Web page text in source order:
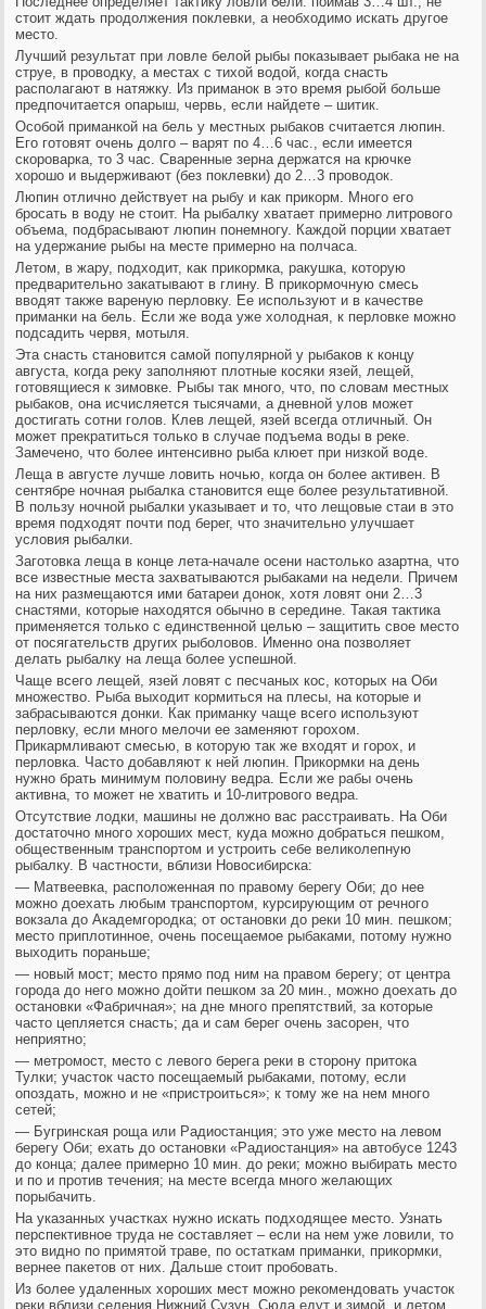
стоит ждать продолжения поклевки, а необходимо искать другое
место.
Лучший результат при ловле белой рыбы показывает рыбака не на
струе, в проводку, а местах с тихой водой, когда снасть
располагают в натяжку. Из приманок в это время рыбой больше
предпочитается опарыш, червь, если найдете – шитик.
Особой приманкой на бель у местных рыбаков считается люпин.
Его готовят очень долго – варят по 4…6 час., если имеется
скороварка, то 3 час. Сваренные зерна держатся на крючке
хорошо и выдерживают (без поклевки) до 2…3 проводок.
Люпин отлично действует на рыбу и как прикорм. Много его
бросать в воду не стоит. На рыбалку хватает примерно литрового
объема, подбрасывают люпин понемногу. Каждой порции хватает
на удержание рыбы на месте примерно на полчаса.
Летом, в жару, подходит, как прикормка, ракушка, которую
предварительно закатывают в глину. В прикормочную смесь
вводят также вареную перловку. Ее используют и в качестве
приманки на бель. Если же вода уже холодная, к перловке можно
подсадить червя, мотыля.
Эта снасть становится самой популярной у рыбаков к концу
августа, когда реку заполняют плотные косяки язей, лещей,
готовящиеся к зимовке. Рыбы так много, что, по словам местных
рыбаков, она исчисляется тысячами, а дневной улов может
достигать сотни голов. Клев лещей, язей всегда отличный. Он
может прекратиться только в случае подъема воды в реке.
Замечено, что более интенсивно рыба клюет при низкой воде.
Леща в августе лучше ловить ночью, когда он более активен. В
сентябре ночная рыбалка становится еще более результативной.
В пользу ночной рыбалки указывает и то, что лещовые стаи в это
время подходят почти под берег, что значительно улучшает
условия рыбалки.
Заготовка леща в конце лета-начале осени настолько азартна, что
все известные места захватываются рыбаками на недели. Причем
на них размещаются ими батареи донок, хотя ловят они 2…3
снастями, которые находятся обычно в середине. Такая тактика
применяется только с единственной целью – защитить свое место
от посягательств других рыболовов. Именно она позволяет
делать рыбалку на леща более успешной.
Чаще всего лещей, язей ловят с песчаных кос, которых на Оби
множество. Рыба выходит кормиться на плесы, на которые и
забрасываются донки. Как приманку чаще всего используют
перловку, если много мелочи ее заменяют горохом.
Прикармливают смесью, в которую так же входят и горох, и
перловка. Часто добавляют к ней люпин. Прикормки на день
нужно брать минимум половину ведра. Если же рабы очень
активна, то может не хватить и 10-литрового ведра.
Отсутствие лодки, машины не должно вас расстраивать. На Оби
достаточно много хороших мест, куда можно добраться пешком,
общественным транспортом и устроить себе великолепную
рыбалку. В частности, вблизи Новосибирска:
— Матвеевка, расположенная по правому берегу Оби; до нее
можно доехать любым транспортом, курсирующим от речного
вокзала до Академгородка; от остановки до реки 10 мин. пешком;
место приплотинное, очень посещаемое рыбаками, потому нужно
выходить пораньше;
— новый мост; место прямо под ним на правом берегу; от центра
города до него можно дойти пешком за 20 мин., можно доехать до
остановки «Фабричная»; на дне много препятствий, за которые
часто цепляется снасть; да и сам берег очень засорен, что
неприятно;
— метромост, место с левого берега реки в сторону притока
Тулки; участок часто посещаемый рыбаками, потому, если
опоздать, можно и не «пристроиться»; к тому же на нем много
сетей;
— Бугринская роща или Радиостанция; это уже место на левом
берегу Оби; ехать до остановки «Радиостанция» на автобусе 1243
до конца; далее примерно 10 мин. до реки; можно выбирать место
и по и против течения; на месте всегда много желающих
порыбачить.
На указанных участках нужно искать подходящее место. Узнать
перспективное труда не составляет – если на нем уже ловили, то
это видно по примятой траве, по остаткам приманки, прикормки,
вернее пакетов от них. Дальше стоит пробовать.
Из более удаленных хороших мест можно рекомендовать участок
реки вблизи селения Нижний Сузун. Сюда едут и зимой, и летом